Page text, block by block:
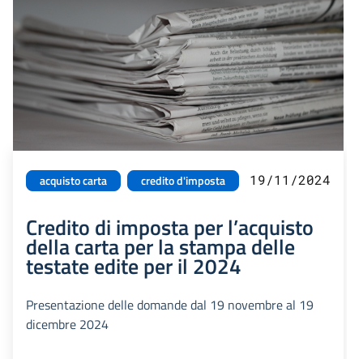
acquisto carta credito d'imposta 19/11/2024
Credito di imposta per l’acquisto
della carta per la stampa delle
testate edite per il 2024
Presentazione delle domande dal 19 novembre al 19
dicembre 2024